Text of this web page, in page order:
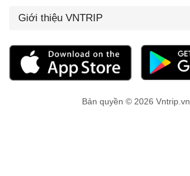
Giới thiệu VNTRIP
Bản quyền © 2026 Vntrip.vn